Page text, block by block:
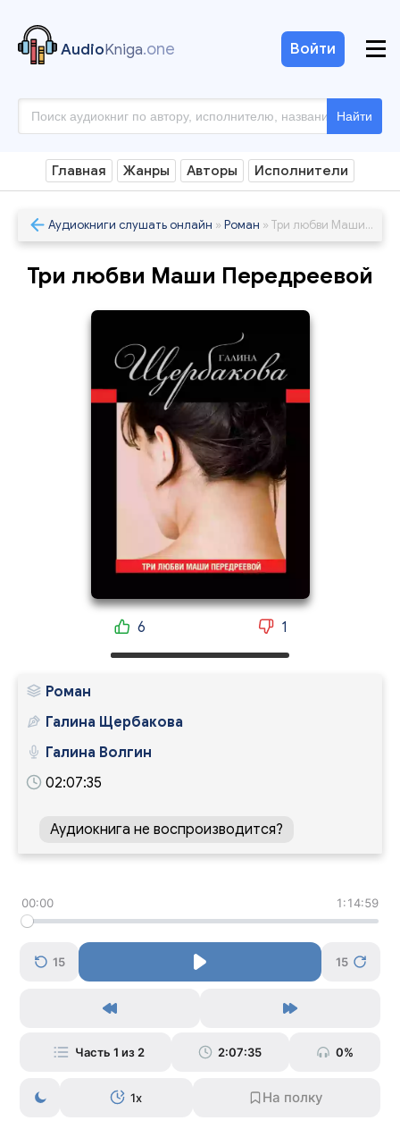
AudioKniga.one
Найти
Войти
Главная Жанры Авторы Исполнители
Аудиокниги слушать онлайн » Роман » Три любви Маши Передреевой
Три любви Маши Передреевой
6 1
Роман
Галина Щербакова
Галина Волгин
02:07:35
Аудиокнига не воспроизводится?
00:00 1:14:59
15 15
Часть 1 из 2 2:07:35 0%
1x